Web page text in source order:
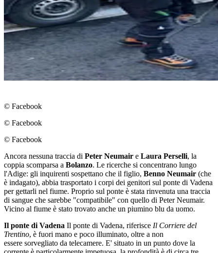
© Facebook
© Facebook
© Facebook
Ancora nessuna traccia di Peter Neumair e Laura Perselli, la
coppia scomparsa a Bolanzo. Le ricerche si concentrano lungo
l'Adige: gli inquirenti sospettano che il figlio, Benno Neumair (che
è indagato), abbia trasportato i corpi dei genitori sul ponte di Vadena
per gettarli nel fiume. Proprio sul ponte è stata rinvenuta una traccia
di sangue che sarebbe "compatibile" con quello di Peter Neumair.
Vicino al fiume è stato trovato anche un piumino blu da uomo.
Il ponte di Vadena Il ponte di Vadena, riferisce Il Corriere del
Trentino, è fuori mano e poco illuminato, oltre a non
essere sorvegliato da telecamere. E' situato in un punto dove la